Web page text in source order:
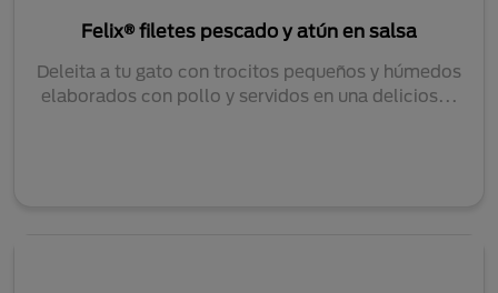
Felix® filetes pescado y atún en salsa
Deleita a tu gato con trocitos pequeños y húmedos
elaborados con pollo y servidos en una delicios...